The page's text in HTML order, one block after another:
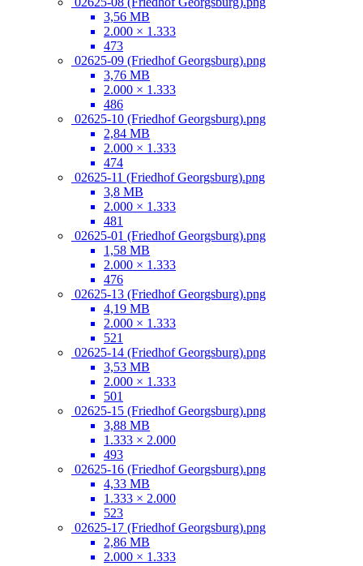
3,56 MB
2.000 × 1.333
473
02625-09 (Friedhof Georgsburg).png
3,76 MB
2.000 × 1.333
486
02625-10 (Friedhof Georgsburg).png
2,84 MB
2.000 × 1.333
474
02625-11 (Friedhof Georgsburg).png
3,8 MB
2.000 × 1.333
481
02625-01 (Friedhof Georgsburg).png
1,58 MB
2.000 × 1.333
476
02625-13 (Friedhof Georgsburg).png
4,19 MB
2.000 × 1.333
521
02625-14 (Friedhof Georgsburg).png
3,53 MB
2.000 × 1.333
501
02625-15 (Friedhof Georgsburg).png
3,88 MB
1.333 × 2.000
493
02625-16 (Friedhof Georgsburg).png
4,33 MB
1.333 × 2.000
523
02625-17 (Friedhof Georgsburg).png
2,86 MB
2.000 × 1.333